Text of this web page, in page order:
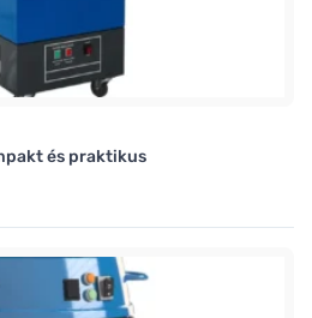
és praktikus